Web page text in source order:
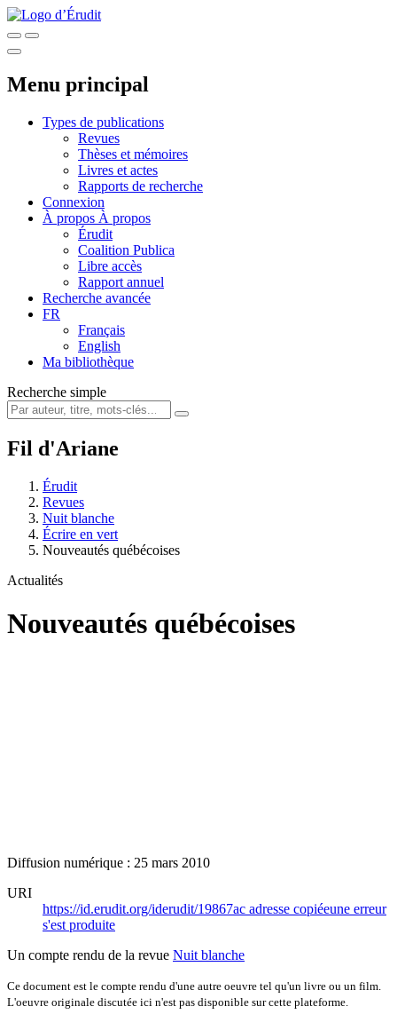
Menu principal
Types de publications
Revues
Thèses et mémoires
Livres et actes
Rapports de recherche
Connexion
À propos À propos
Érudit
Coalition Publica
Libre accès
Rapport annuel
Recherche avancée
FR
Français
English
Ma bibliothèque
Recherche simple
Fil d'Ariane
Érudit
Revues
Nuit blanche
Écrire en vert
Nouveautés québécoises
Actualités
Nouveautés québécoises
Diffusion numérique : 25 mars 2010
URI
https://id.erudit.org/iderudit/19867ac adresse copiéeune erreur
s'est produite
Un compte rendu de la revue Nuit blanche
Ce document est le compte rendu d'une autre oeuvre tel qu'un livre ou un film.
L'oeuvre originale discutée ici n'est pas disponible sur cette plateforme.